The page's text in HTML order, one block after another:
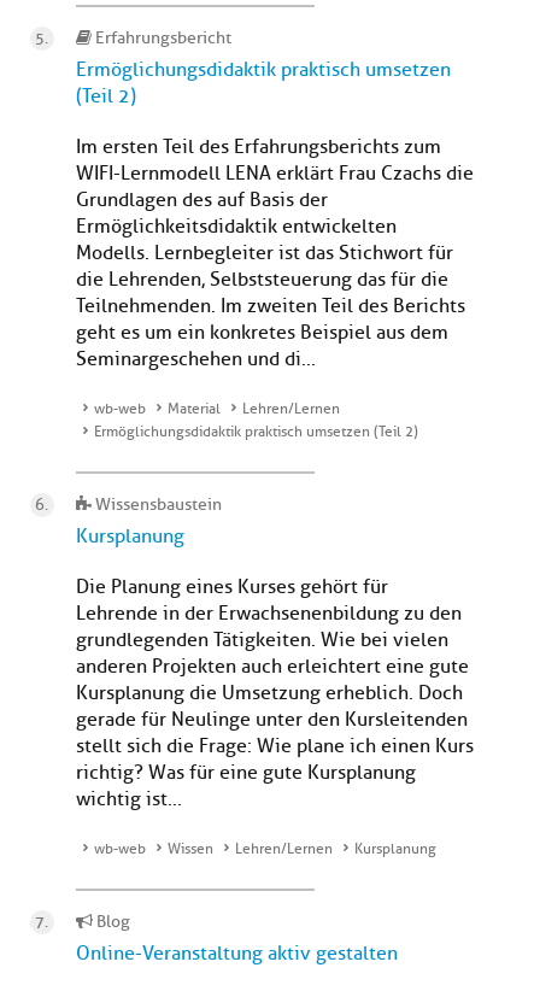
Erfahrungsbericht
Ermöglichungsdidaktik praktisch umsetzen
(Teil 2)
Im ersten Teil des Erfahrungsberichts zum
WIFI-Lernmodell LENA erklärt Frau Czachs die
Grundlagen des auf Basis der
Ermöglichkeitsdidaktik entwickelten
Modells. Lernbegleiter ist das Stichwort für
die Lehrenden, Selbststeuerung das für die
Teilnehmenden. Im zweiten Teil des Berichts
geht es um ein konkretes Beispiel aus dem
Seminargeschehen und di...
wb-web Material
Lehren/Lernen
Ermöglichungsdidaktik praktisch umsetzen (Teil 2)
Wissensbaustein
Kursplanung
Die Planung eines Kurses gehört für
Lehrende in der Erwachsenenbildung zu den
grundlegenden Tätigkeiten. Wie bei vielen
anderen Projekten auch erleichtert eine gute
Kursplanung die Umsetzung erheblich. Doch
gerade für Neulinge unter den Kursleitenden
stellt sich die Frage: Wie plane ich einen Kurs
richtig? Was für eine gute Kursplanung
wichtig ist...
wb-web Wissen Lehren/Lernen Kursplanung
Blog
Online-Veranstaltung aktiv gestalten